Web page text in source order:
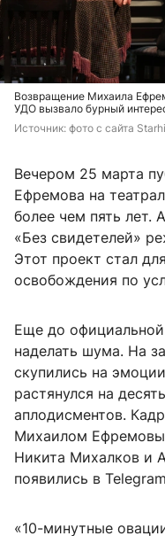
Возвращение Михаила
УДО вызвало бурный
Источник: фото с сайта
Вечером 25 марта
Ефремова на
более чем пять лет.
«Без свидетелей»
Этот проект стал
освобождения по
Еще до
наделать шума. На
скупились на
растянулся на
аплодисментов.
Михаилом
Никита Михалков и
появились в
«10-минутные